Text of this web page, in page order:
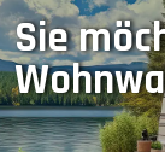
Sie